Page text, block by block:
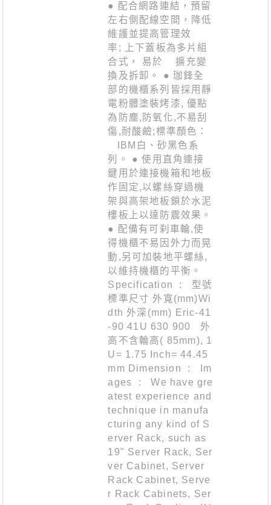
● 配合網路連結，預留
左右側配線空間，降低
維護並提高管理效
率; 上下蓋板為多片組
合式， 易於 擴充變
換及拆卸。 ● 珈鋒全
部的機櫃系列皆採用靜
電粉體塗裝烤漆, 優點
為防塵,防氧化,不易刮
傷,耐酸鹼;標準顏色：
IBM白、砂黑色系
列。 ● 使用直角連接
鍵用於連接機箱和地板
作固定,以螺絲穿過機
架與高架地板鎖於水泥
樓板上以達防震效果。
● 配備有可刹車輪,使
得機櫃不易因外力而晃
動,另可加裝地平螺絲,
以維持機櫃的平衡。
Specification : 型號
標準尺寸 外寬(mm)Wi
dth 外深(mm) Eric-41
-90 41U 630 900 外
高不含輪高( 85mm), 1
U= 1.75 Inch= 44.45
mm Dimension : Im
ages : We have gre
atest experience and
technique in manufa
cturing any kind of S
erver Rack, such as
19" Server Rack, Ser
ver Cabinet, Server
Rack Cabinet, Serve
r Rack Cabinets, Ser